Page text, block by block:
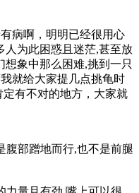
病啊，明明已经很用心
人为此困惑且迷茫,甚至放
想象中那么困难,挑到一只
就给大家提几点挑龟时
有不对的地方，大家就
腹部蹭地而行,也不是前腿